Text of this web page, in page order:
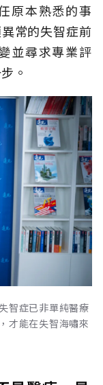
原本熟悉的事
常的失智症前
並尋求專業評
。
智症已非單純醫療
才能在失智海嘯來